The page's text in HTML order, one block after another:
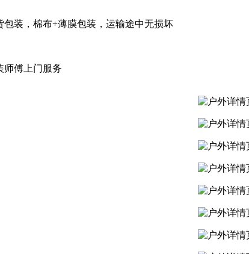
包装，棉布+薄膜包装，运输途中无损坏
师傅上门服务